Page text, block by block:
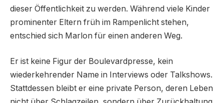
dieser Öffentlichkeit zu werden. Während viele Kinder
prominenter Eltern früh im Rampenlicht stehen,
entschied sich Marlon für einen anderen Weg.
Er ist keine Figur der Boulevardpresse, kein
wiederkehrender Name in Interviews oder Talkshows.
Stattdessen bleibt er eine private Person, deren Leben